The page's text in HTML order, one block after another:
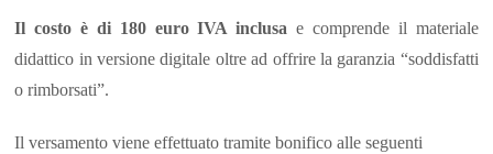
Il costo è di 180 euro IVA inclusa e comprende il materiale
didattico in versione digitale oltre ad offrire la garanzia “soddisfatti
o rimborsati”.
Il versamento viene effettuato tramite bonifico alle seguenti